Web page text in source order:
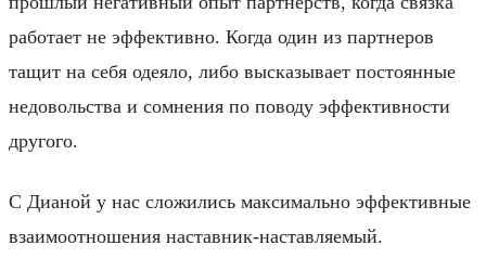
работает не эффективно. Когда один из партнеров
тащит на себя одеяло, либо высказывает постоянные
недовольства и сомнения по поводу эффективности
другого.
С Дианой у нас сложились максимально эффективные
взаимоотношения наставник-наставляемый.